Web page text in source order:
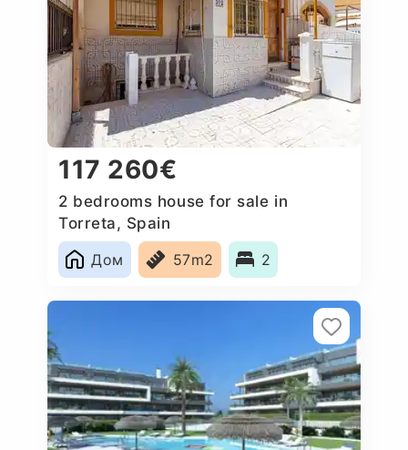
117 260€
2 bedrooms house for sale in
Torreta, Spain
Дом
57m2 2